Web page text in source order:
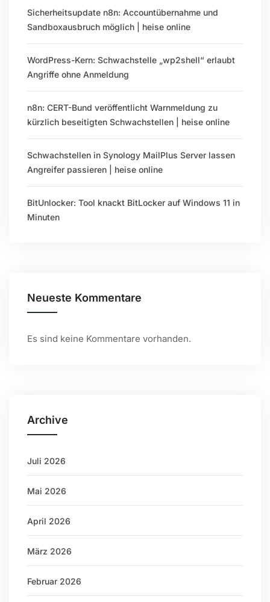
Sicherheitsupdate n8n: Accountübernahme und
Sandboxausbruch möglich | heise online
WordPress-Kern: Schwachstelle „wp2shell“ erlaubt
Angriffe ohne Anmeldung
n8n: CERT-Bund veröffentlicht Warnmeldung zu
kürzlich beseitigten Schwachstellen | heise online
Schwachstellen in Synology MailPlus Server lassen
Angreifer passieren | heise online
BitUnlocker: Tool knackt BitLocker auf Windows 11 in
Minuten
Neueste Kommentare
Es sind keine Kommentare vorhanden.
Archive
Juli 2026
Mai 2026
April 2026
März 2026
Februar 2026